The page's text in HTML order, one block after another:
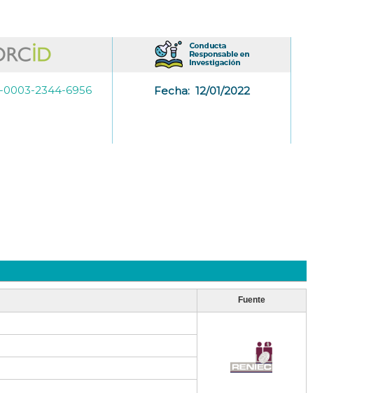
2344-6956 Fecha: 12/01/2022
Fuente